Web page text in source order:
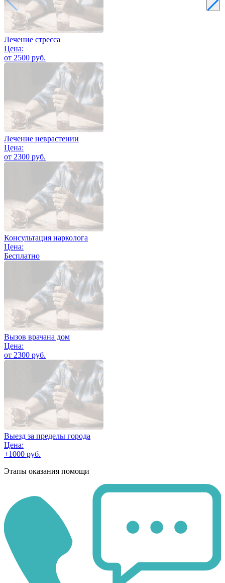
Лечение стресса
Цена:
от 2500 руб.
Лечение неврастении
Цена:
от 2300 руб.
Консультация нарколога
Цена:
Бесплатно
Вызов врачана дом
Цена:
от 2300 руб.
Выезд за пределы города
Цена:
+1000 руб.
Этапы оказания помощи